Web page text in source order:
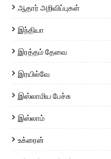
ஆதார் அறிவிப்புகள்
இந்தியா
இரத்தம் தேவை
இரயில்வே
இஸ்லாமிய பேச்சு
இஸ்லாம்
உக்ரைன்